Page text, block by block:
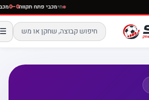
חימכבי פתח תקווה0–0
☰